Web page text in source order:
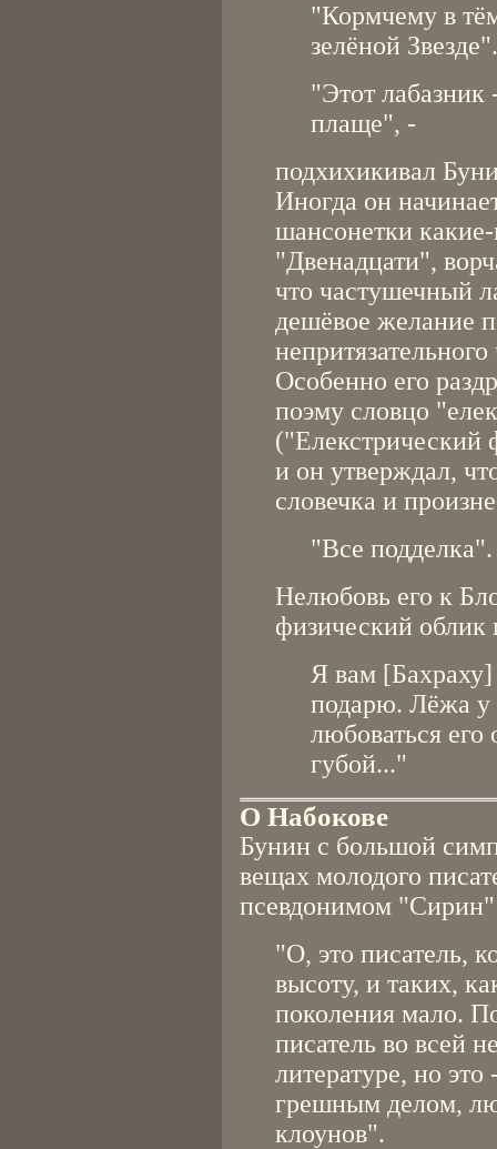
"Кормчему в
зелёной Звезде".
"Этот
плаще", -
подхихикивал
Иногда он
шансонетки
"Двенадцати",
что частушечный
дешёвое желание
непритязательного
Особенно его
поэму словцо
("Елекстрический
и он утверждал,
словечка и
"Все подделка".
Нелюбовь его к
физический облик
Я вам [Бахраху]
подарю. Лёжа у
любоваться его
губой..."
О Набокове
Бунин с большой
вещах молодого
псевдонимом
"О, это писатель,
высоту, и таких,
поколения мало.
писатель во всей
литературе, но
грешным делом,
клоунов".